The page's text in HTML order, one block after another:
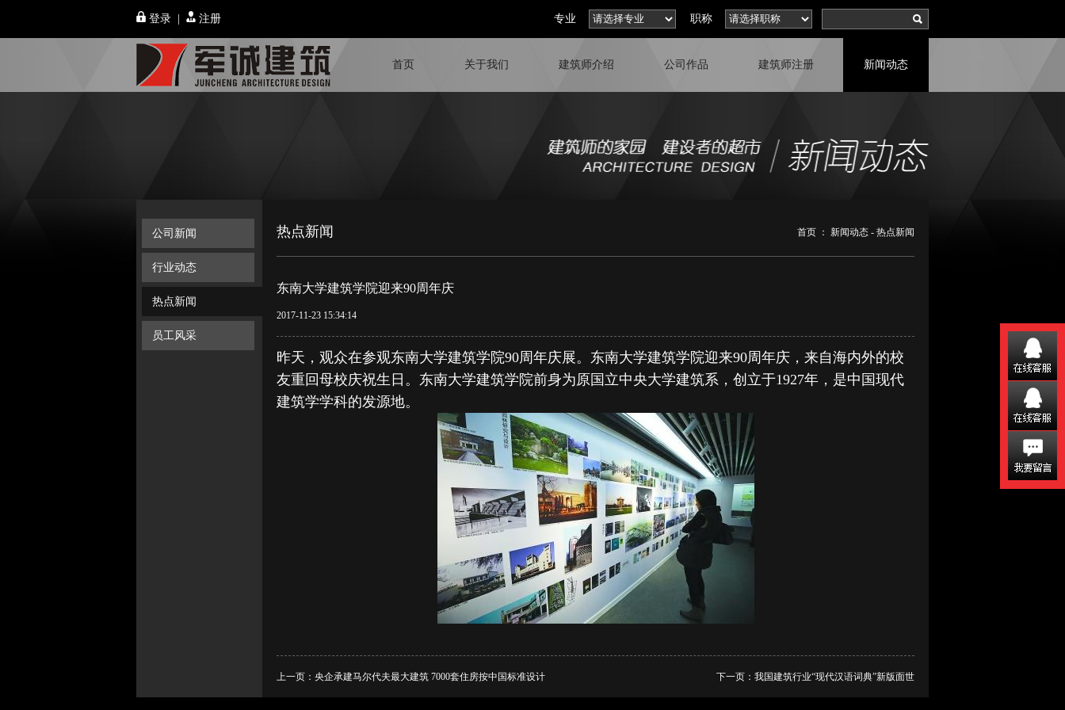
登录 注册 专业 职称
首页 关于我们 建筑师介绍 公司作品 建筑师注册 新闻动态
公司新闻
行业动态
热点新闻
员工风采
热点新闻 首页 ： 新闻动态 - 热点新闻
东南大学建筑学院迎来90周年庆
2017-11-23 15:34:14
昨天，观众在参观东南大学建筑学院90周年庆展。东南大学建筑学院迎来90周年庆，来自海内外的校
友重回母校庆祝生日。东南大学建筑学院前身为原国立中央大学建筑系，创立于1927年，是中国现代
建筑学学科的发源地。
上一页： 央企承建马尔代夫最大建筑 7000套住房按中国标准设计 下一页： 我国建筑行业“现代汉语词典”新版面世